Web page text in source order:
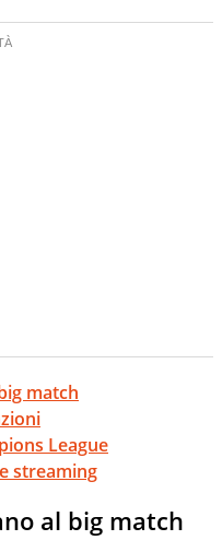
match
League
streaming
al big match